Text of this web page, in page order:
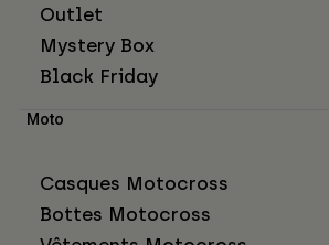
Outlet
Mystery Box
Black Friday
Moto
Casques Motocross
Bottes Motocross